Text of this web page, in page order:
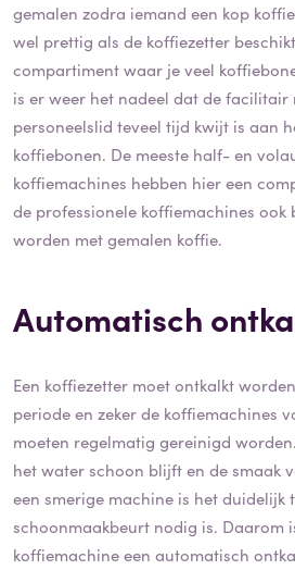
gemalen zodra iemand een kop
wel prettig als de koffiezetter
compartiment waar je veel
is er weer het nadeel dat de facilitair
personeelslid teveel tijd kwijt is aan
koffiebonen. De meeste half- en
koffiemachines hebben hier een
de professionele koffiemachines ook
worden met gemalen koffie.
Automatisch
Een koffiezetter moet ontkalkt
periode en zeker de koffiemachines
moeten regelmatig gereinigd
het water schoon blijft en de smaak
een smerige machine is het duidelijk
schoonmaakbeurt nodig is. Daarom
koffiemachine een automatisch